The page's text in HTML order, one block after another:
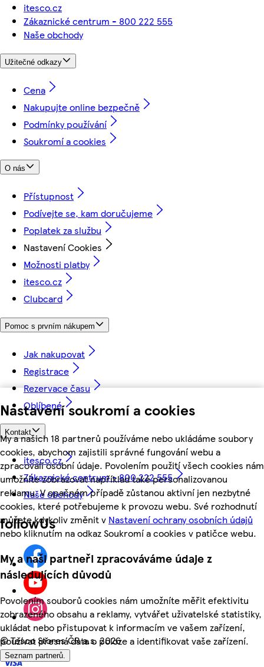
Nastavení soukromí a cookies
My a našich 18 partnerů používáme nebo ukládáme soubory
cookies, abychom zajistili správné fungování webu a
zpracovali osobní údaje. Povolením použití všech cookies nám
umožníte zobrazovat například také personalizovanou
reklamu. V opačném případě zůstanou aktivní jen nezbytné
cookies, které potřebujeme k provozu webu. Své rozhodnutí
můžete kdykoliv změnit v Nastavení ochrany osobních údajů
nebo kliknutím na odkaz Soukromí a cookies v patičce webu.
My a naši partneři zpracováváme údaje z
následujících důvodů
Povolením souborů cookies nám umožníte měřit efektivitu
zobrazeného obsahu a reklamy, vytvářet uživatelské statistiky,
ukládat nebo přistupovat k informacím ve vašem zařízení,
používat přesná data o poloze a identifikovat vaše zařízení.
Seznam partnerů.
itesco.cz
Zákaznické centrum - 800 222 555
Naše obchody
Užitečné odkazy
Cena
Nakupujte online bezpečně
Podmínky používání
Soukromí a cookies
O nás
Přístupnost
Podívejte se, kam doručujeme
Poplatek za službu
Nastavení Cookies
Možnosti platby
itesco.cz
Clubcard
Pomoc s prvním nákupem
Jak nakupovat
Registrace
Rezervace času
Oblíbené
Kontakt
itesco.cz
Zákaznické centrum - 800 222 555
Naše obchody
followUs
©Tesco Stores ČR a.s. 2026